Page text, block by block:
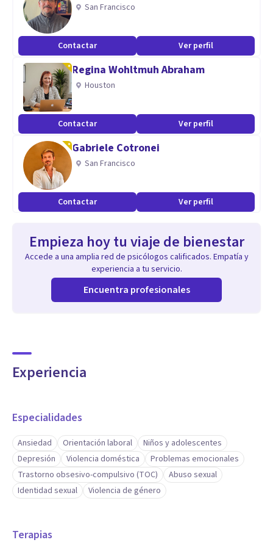
San Francisco
Contactar Ver perfil
Regina Wohltmuh Abraham
Houston
Contactar Ver perfil
Gabriele Cotronei
San Francisco
Contactar Ver perfil
Empieza hoy tu viaje de bienestar
Accede a una amplia red de psicólogos calificados. Empatía y
experiencia a tu servicio.
Encuentra profesionales
Experiencia
Especialidades
Ansiedad Orientación laboral
Niños y adolescentes
Depresión
Violencia doméstica
Problemas emocionales
Trastorno obsesivo-compulsivo (TOC)
Abuso sexual
Identidad sexual
Violencia de género
Terapias